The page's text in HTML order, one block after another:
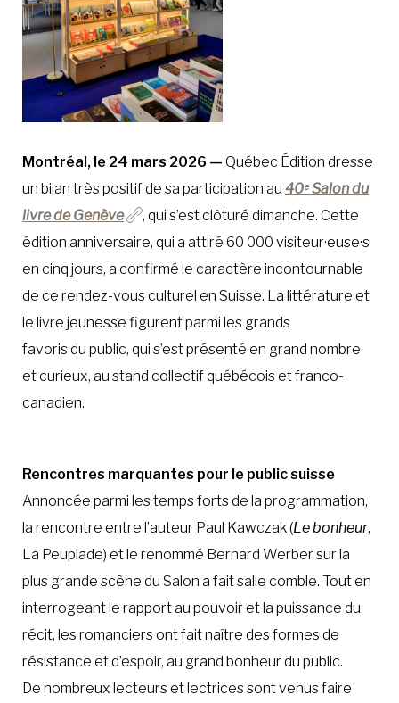
Montréal, le 24 mars 2026 — Québec Édition dresse
un bilan très positif de sa participation au 40ᵉ Salon du
livre de Genève
, qui s’est clôturé dimanche. Cette
édition anniversaire, qui a attiré 60 000 visiteur·euse·s
en cinq jours, a confirmé le caractère incontournable
de ce rendez-vous culturel en Suisse. La littérature et
le livre jeunesse figurent parmi les grands
favoris du public, qui s’est présenté en grand nombre
et curieux, au stand collectif québécois et franco-
canadien.
Rencontres marquantes pour le public suisse
Annoncée parmi les temps forts de la programmation,
la rencontre entre l’auteur Paul Kawczak (Le bonheur,
La Peuplade) et le renommé Bernard Werber sur la
plus grande scène du Salon a fait salle comble. Tout en
interrogeant le rapport au pouvoir et la puissance du
récit, les romanciers ont fait naître des formes de
résistance et d’espoir, au grand bonheur du public.
De nombreux lecteurs et lectrices sont venus faire